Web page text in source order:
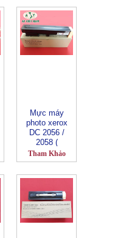
Mực máy
photo xerox
DC 2056 /
2058 (
CT201795 )
Tham Khảo